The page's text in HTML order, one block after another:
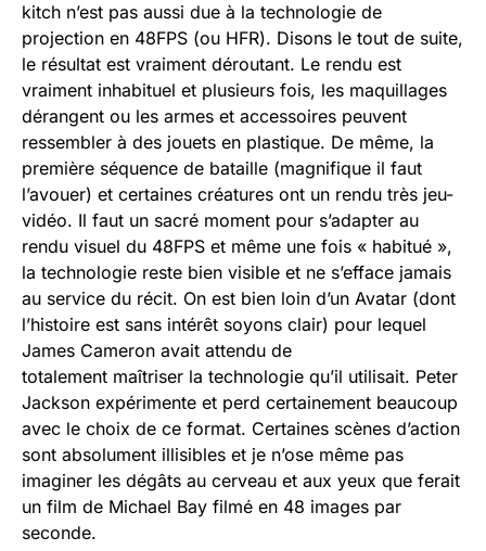
kitch n’est pas aussi due à la technologie de
projection en 48FPS (ou HFR). Disons le tout de suite,
le résultat est vraiment déroutant. Le rendu est
vraiment inhabituel et plusieurs fois, les maquillages
dérangent ou les armes et accessoires peuvent
ressembler à des jouets en plastique. De même, la
première séquence de bataille (magnifique il faut
l’avouer) et certaines créatures ont un rendu très jeu-
vidéo. Il faut un sacré moment pour s’adapter au
rendu visuel du 48FPS et même une fois « habitué »,
la technologie reste bien visible et ne s’efface jamais
au service du récit. On est bien loin d’un Avatar (dont
l’histoire est sans intérêt soyons clair) pour lequel
James Cameron avait attendu de
totalement maîtriser la technologie qu’il utilisait. Peter
Jackson expérimente et perd certainement beaucoup
avec le choix de ce format. Certaines scènes d’action
sont absolument illisibles et je n’ose même pas
imaginer les dégâts au cerveau et aux yeux que ferait
un film de Michael Bay filmé en 48 images par
seconde.